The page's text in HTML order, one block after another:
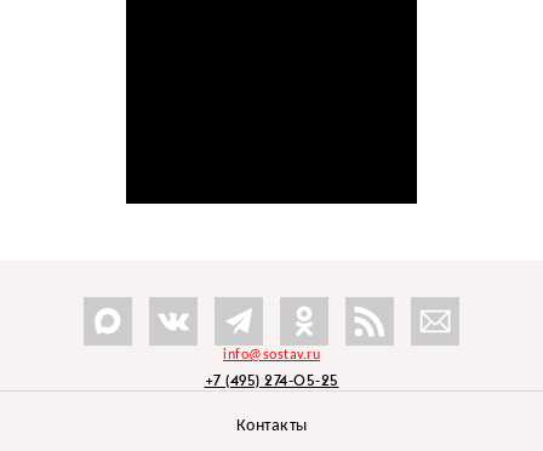
info@sostav.ru
+7 (495) 274-05-25
Контакты